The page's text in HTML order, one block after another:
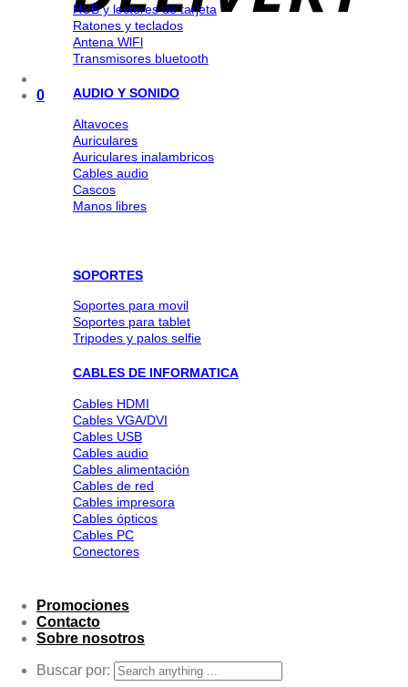
0
HUB y lectores de tarjeta
Ratones y teclados
Antena WlFl
Transmisores bluetooth
AUDIO Y SONIDO
Altavoces
Auriculares
Auriculares inalambricos
Cables audio
Cascos
Manos libres
SOPORTES
Soportes para movil
Soportes para tablet
Tripodes y palos selfie
CABLES DE INFORMATICA
Cables HDMI
Cables VGA/DVI
Cables USB
Cables audio
Cables alimentación
Cables de red
Cables impresora
Cables ópticos
Cables PC
Conectores
Promociones
Contacto
Sobre nosotros
Buscar por: